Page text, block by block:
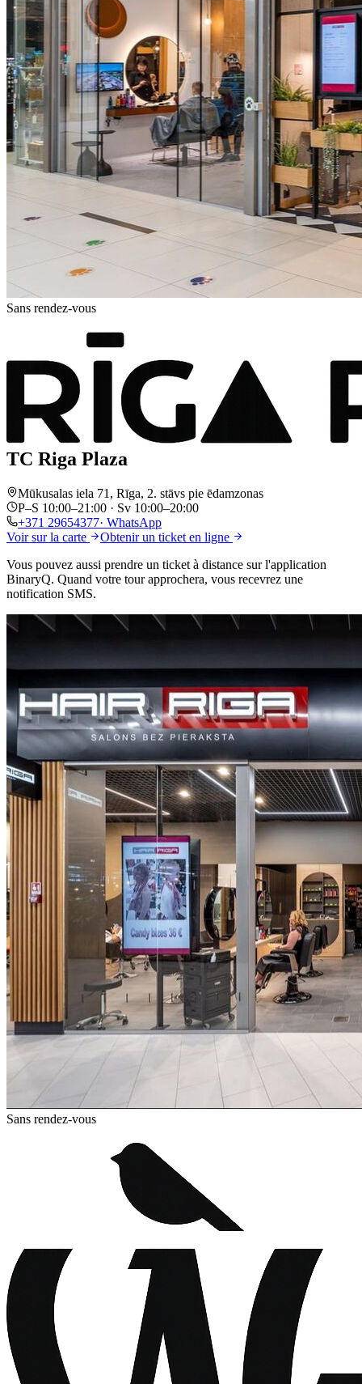
Sans rendez-vous
TC Riga Plaza
Mūkusalas iela 71, Rīga, 2. stāvs pie ēdamzonas
P–S 10:00–21:00 · Sv 10:00–20:00
+371 29654377· WhatsApp
Voir sur la carte
Obtenir un ticket en ligne
Vous pouvez aussi prendre un ticket à distance sur l'application
BinaryQ. Quand votre tour approchera, vous recevrez une
notification SMS.
Sans rendez-vous